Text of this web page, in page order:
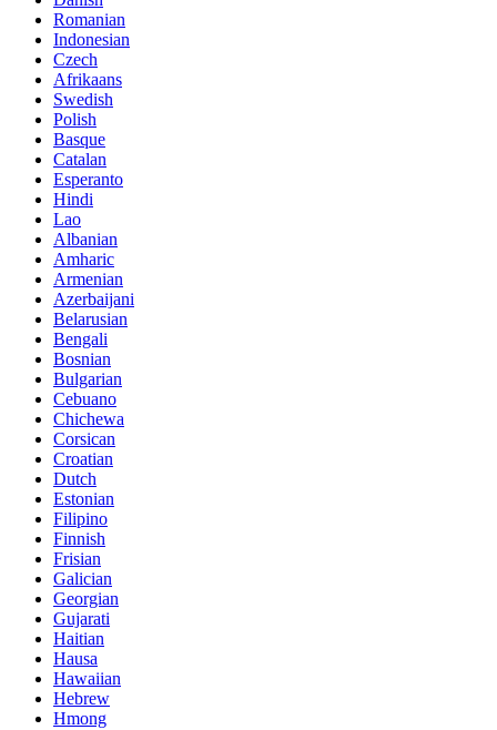
Romanian
Indonesian
Czech
Afrikaans
Swedish
Polish
Basque
Catalan
Esperanto
Hindi
Lao
Albanian
Amharic
Armenian
Azerbaijani
Belarusian
Bengali
Bosnian
Bulgarian
Cebuano
Chichewa
Corsican
Croatian
Dutch
Estonian
Filipino
Finnish
Frisian
Galician
Georgian
Gujarati
Haitian
Hausa
Hawaiian
Hebrew
Hmong